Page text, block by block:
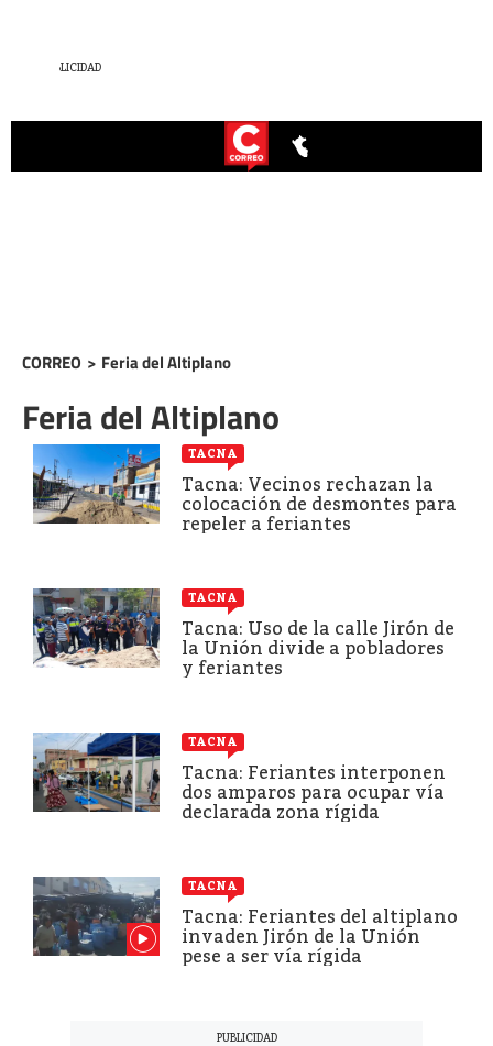
CORREO > Feria del Altiplano
Feria del Altiplano
TACNA
Tacna: Vecinos rechazan la
colocación de desmontes para
repeler a feriantes
TACNA
Tacna: Uso de la calle Jirón de
la Unión divide a pobladores
y feriantes
TACNA
Tacna: Feriantes interponen
dos amparos para ocupar vía
declarada zona rígida
TACNA
Tacna: Feriantes del altiplano
invaden Jirón de la Unión
pese a ser vía rígida